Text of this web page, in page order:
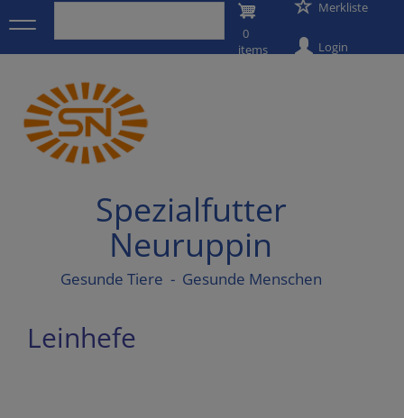
zum
User
account
Merkliste
Login
0
items
Spezialfutter
Neuruppin
Gesunde Tiere - Gesunde Menschen
Leinhefe